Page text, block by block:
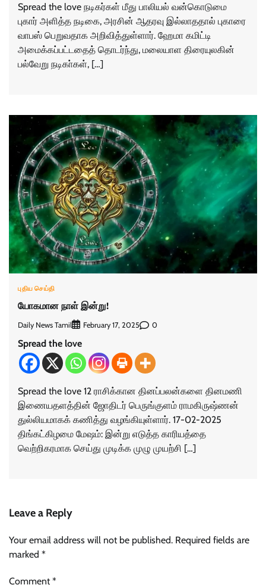
Spread the love நடிகர்கள் மீது பாலியல் வன்கொடுமை
புகார் அளித்த நடிகை, அரசின் ஆதரவு இல்லாததால் புகாரை
வாபஸ் பெறுவதாக அறிவித்துள்ளார். ஹேமா கமிட்டி
அமைக்கப்பட்டதைத் தொடர்ந்து, மலையாள திரையுலகின்
பல்வேறு நடிகா்கள், […]
புதிய செய்தி
யோகமான நாள் இன்று!
Daily News Tamil February 17, 2025 0
Spread the love
Spread the love 12 ராசிக்கான தினப்பலன்களை தினமணி
இணையதளத்தின் ஜோதிடர் பெருங்குளம் ராமகிருஷ்ணன்
துல்லியமாகக் கணித்து வழங்கியுள்ளார். 17-02-2025
திங்கட்கிழமை மேஷம்: இன்று எடுத்த காரியத்தை
வெற்றிகரமாக செய்து முடிக்க முழு முயற்சி […]
Leave a Reply
Your email address will not be published. Required fields are
marked *
Comment*